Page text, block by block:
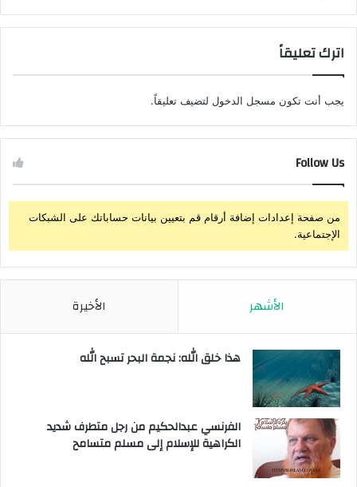
اترك تعليقاً
يجب أنت تكون مسجل الدخول لتضيف تعليقاً.
Follow Us
من صفحة إعدادات إضافة أرقام قم بتعيين بيانات حساباتك على الشبكات
الإجتماعية.
الأشهر الأخيرة
هذا خلق الله: نجمة البحر تسبح الله
الفرنسي عبدالحكيم من رجل متطرف شديد
الكراهية للإسلام إلى مسلم متسامح